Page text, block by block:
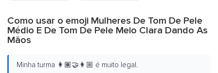
Como usar o emoji Mulheres De Tom De Pele
Médio E De Tom De Pele Meio Clara Dando As
Mãos
Minha turma 👩🏽‍🤝‍👩🏼 é muito legal.